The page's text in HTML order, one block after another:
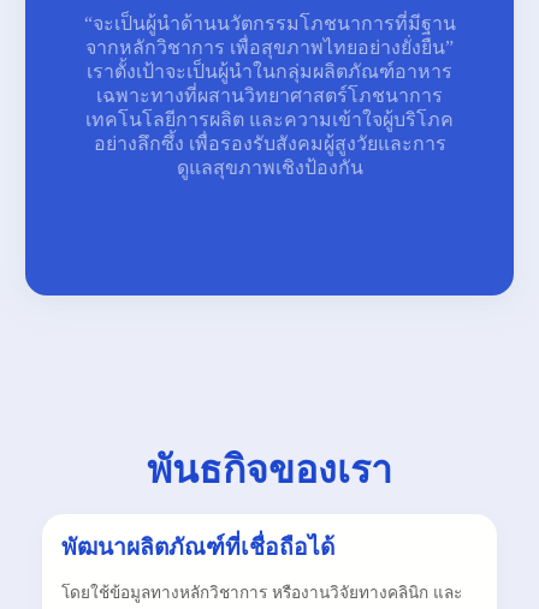
“จะเป็นผู้นำด้านนวัตกรรมโภชนาการที่มีฐาน
จากหลักวิชาการ เพื่อสุขภาพไทยอย่างยั่งยืน”
เราตั้งเป้าจะเป็นผู้นำในกลุ่มผลิตภัณฑ์อาหาร
เฉพาะทางที่ผสานวิทยาศาสตร์โภชนาการ
เทคโนโลยีการผลิต และความเข้าใจผู้บริโภค
อย่างลึกซึ้ง เพื่อรองรับสังคมผู้สูงวัยและการ
ดูแลสุขภาพเชิงป้องกัน
พันธกิจของเรา
พัฒนาผลิตภัณฑ์ที่เชื่อถือได้
โดยใช้ข้อมูลทางหลักวิชาการ หรืองานวิจัยทางคลินิก และ